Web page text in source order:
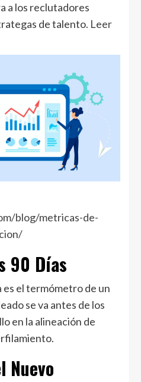
a los reclutadores
de talento. Leer
blog/metricas-de-
90 Días
el termómetro de un
se va antes de los
en la alineación de
Nuevo